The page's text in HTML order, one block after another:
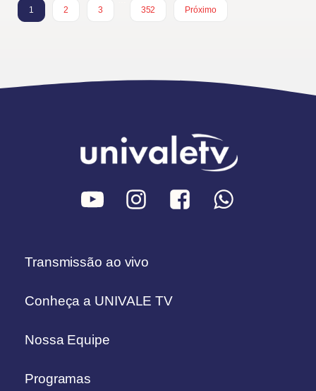
1 2 3
352
Próximo
Transmissão ao vivo
Conheça a UNIVALE TV
Nossa Equipe
Programas